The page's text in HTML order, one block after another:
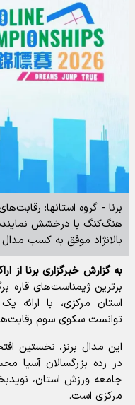
برنا - گروه استانها:
هنگ‌کنگ با درخشش
بالانژاد موفق به کسب
به گزارش خبرگزاری برنا از
برترین ژیمناست‌های قاره
استان مرکزی، با ارائه
توانست سکوی سوم
این مدال برنز، نخستین
در رده بزرگسالان آسیا
جامعه ورزش استان،
مرکزی است.